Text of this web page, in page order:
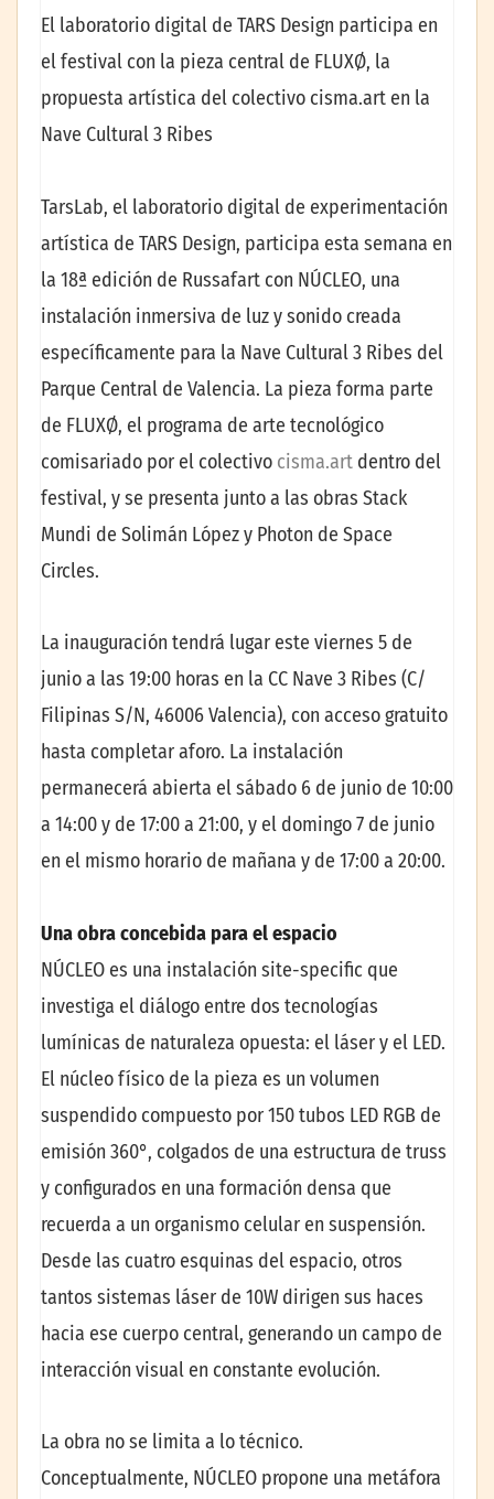
El laboratorio digital de TARS Design participa en
el festival con la pieza central de FLUXØ, la
propuesta artística del colectivo cisma.art en la
Nave Cultural 3 Ribes
TarsLab, el laboratorio digital de experimentación
artística de TARS Design, participa esta semana en
la 18ª edición de Russafart con NÚCLEO, una
instalación inmersiva de luz y sonido creada
específicamente para la Nave Cultural 3 Ribes del
Parque Central de Valencia. La pieza forma parte
de FLUXØ, el programa de arte tecnológico
comisariado por el colectivo cisma.art dentro del
festival, y se presenta junto a las obras Stack
Mundi de Solimán López y Photon de Space
Circles.
La inauguración tendrá lugar este viernes 5 de
junio a las 19:00 horas en la CC Nave 3 Ribes (C/
Filipinas S/N, 46006 Valencia), con acceso gratuito
hasta completar aforo. La instalación
permanecerá abierta el sábado 6 de junio de 10:00
a 14:00 y de 17:00 a 21:00, y el domingo 7 de junio
en el mismo horario de mañana y de 17:00 a 20:00.
Una obra concebida para el espacio
NÚCLEO es una instalación site-specific que
investiga el diálogo entre dos tecnologías
lumínicas de naturaleza opuesta: el láser y el LED.
El núcleo físico de la pieza es un volumen
suspendido compuesto por 150 tubos LED RGB de
emisión 360°, colgados de una estructura de truss
y configurados en una formación densa que
recuerda a un organismo celular en suspensión.
Desde las cuatro esquinas del espacio, otros
tantos sistemas láser de 10W dirigen sus haces
hacia ese cuerpo central, generando un campo de
interacción visual en constante evolución.
La obra no se limita a lo técnico.
Conceptualmente, NÚCLEO propone una metáfora